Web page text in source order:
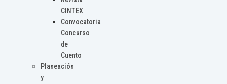
CINTEX
Convocatoria
Concurso
de
Cuento
Planeación
y